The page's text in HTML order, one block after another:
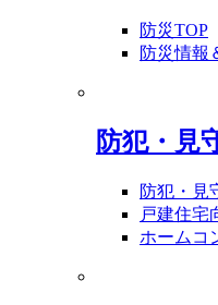
防災TOP
防災情報
防犯・見
防犯・見
戸建住宅
ホームコ